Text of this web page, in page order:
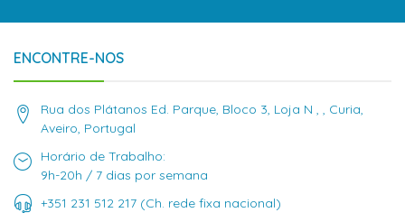
ENCONTRE-NOS
Rua dos Plátanos Ed. Parque, Bloco 3, Loja N , , Curia,
Aveiro, Portugal
Horário de Trabalho:
9h-20h / 7 dias por semana
+351 231 512 217 (Ch. rede fixa nacional)